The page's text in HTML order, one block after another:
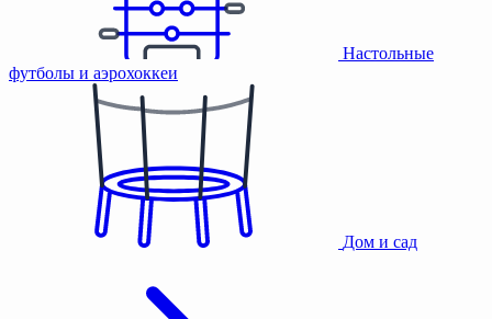
Настольные
футболы и аэрохоккеи
Дом и сад